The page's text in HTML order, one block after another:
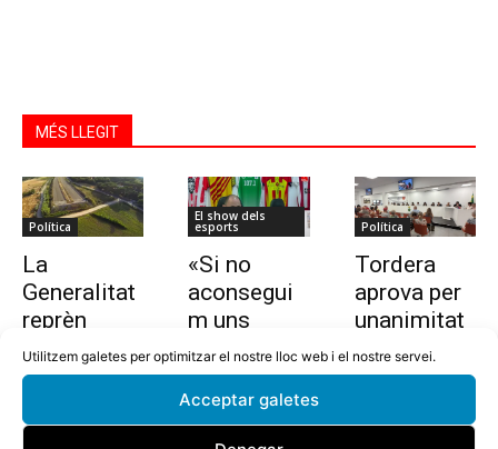
Utilitzem galetes per optimitzar el nostre lloc web i el nostre servei.
Acceptar galetes
MÉS LLEGIT
Política
La
Generalitat
reprèn
l’estudi per
allargar la
Tordera
El show dels
esports
«Si no
aconsegui
m uns
10.000
euros en
dues
setmanes,
Política
Tordera
aprova per
unanimitat
la nova
ordenança i
nt del